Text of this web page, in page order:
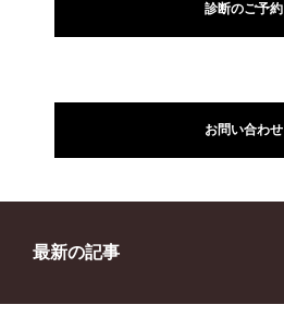
診断のご予約
お問い合わせ
最新の記事